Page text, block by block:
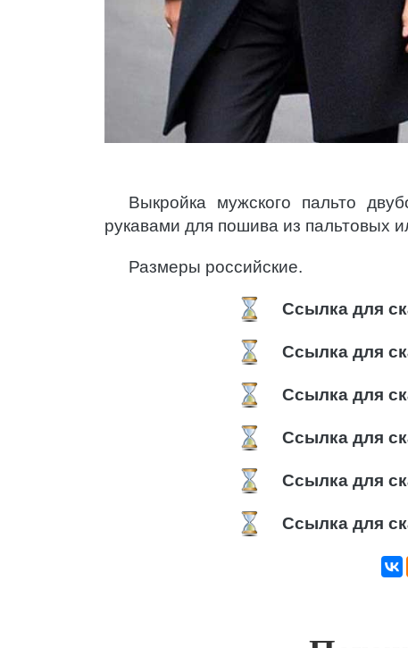
Выкройка мужского пальто
рукавами для пошива из пальтовых
Размеры российские.
Ссылка для
Ссылка для
Ссылка для
Ссылка для
Ссылка для
Ссылка для